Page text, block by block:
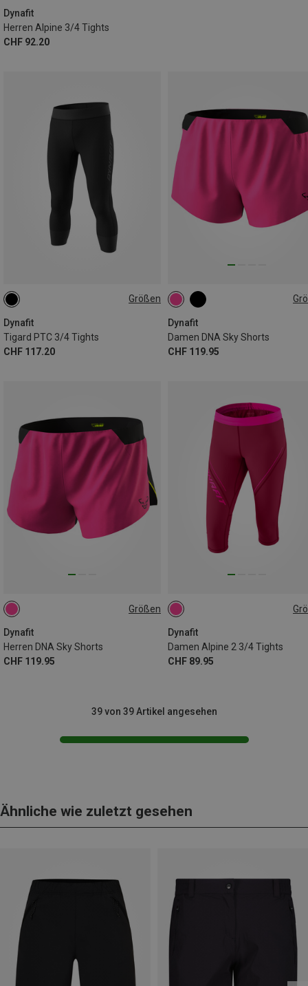
Dynafit
Herren Alpine 3/4 Tights
CHF 92.20
Größen
Dynafit
Tigard PTC 3/4 Tights
CHF 117.20
XS
Dynafit
Damen DNA Sky Shorts
CHF 119.95
XL
Größen
Dynafit
Herren DNA Sky Shorts
CHF 119.95
XL
Dynafit
Damen Alpine 2 3/4 Tights
CHF 89.95
S
39 von 39 Artikel angesehen
Ähnliche wie zuletzt gesehen